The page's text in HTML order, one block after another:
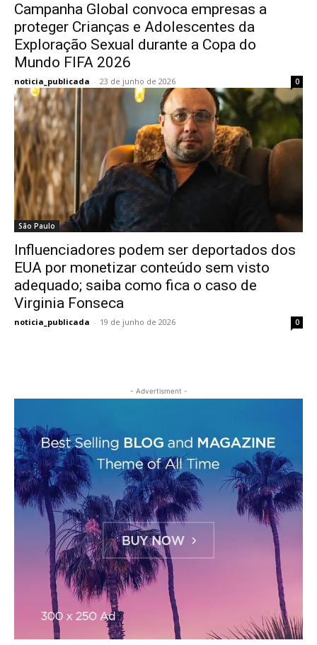
Campanha Global convoca empresas a
proteger Crianças e Adolescentes da
Exploração Sexual durante a Copa do
Mundo FIFA 2026
noticia_publicada - 23 de junho de 2026 0
São Paulo
Influenciadores podem ser deportados dos
EUA por monetizar conteúdo sem visto
adequado; saiba como fica o caso de
Virginia Fonseca
noticia_publicada - 19 de junho de 2026 0
- Advertisment -